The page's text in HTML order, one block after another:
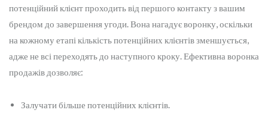
потенційний клієнт проходить від першого контакту з вашим
брендом до завершення угоди. Вона нагадує воронку, оскільки
на кожному етапі кількість потенційних клієнтів зменшується,
адже не всі переходять до наступного кроку. Ефективна воронка
продажів дозволяє:
Залучати більше потенційних клієнтів.